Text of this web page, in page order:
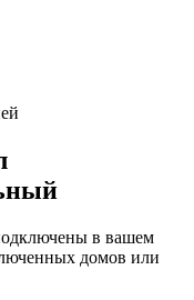
в вашем
домов или